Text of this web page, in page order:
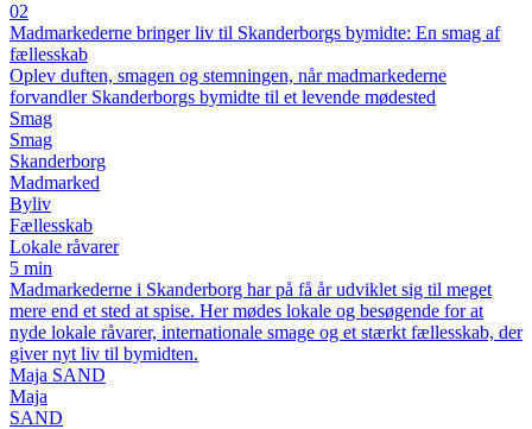
02
Madmarkederne bringer liv til Skanderborgs bymidte: En smag af
fællesskab
Oplev duften, smagen og stemningen, når madmarkederne
forvandler Skanderborgs bymidte til et levende mødested
Smag
Smag
Skanderborg
Madmarked
Byliv
Fællesskab
Lokale råvarer
5 min
Madmarkederne i Skanderborg har på få år udviklet sig til meget
mere end et sted at spise. Her mødes lokale og besøgende for at
nyde lokale råvarer, internationale smage og et stærkt fællesskab, der
giver nyt liv til bymidten.
Maja SAND
Maja
SAND